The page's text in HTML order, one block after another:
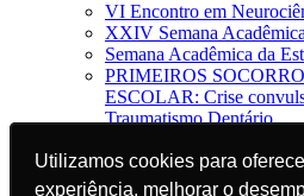
Utilizamos cookies para
experiência, melhorar o
Utilizamos cookies para
experiência, melhorar o
VI Encontro em
XXIV Semana
Semana Acadêmica da
PRIMEIROS
ESCOLAR: Crise
Traumatismo Dentário
Jornal da Unisc
Notícias